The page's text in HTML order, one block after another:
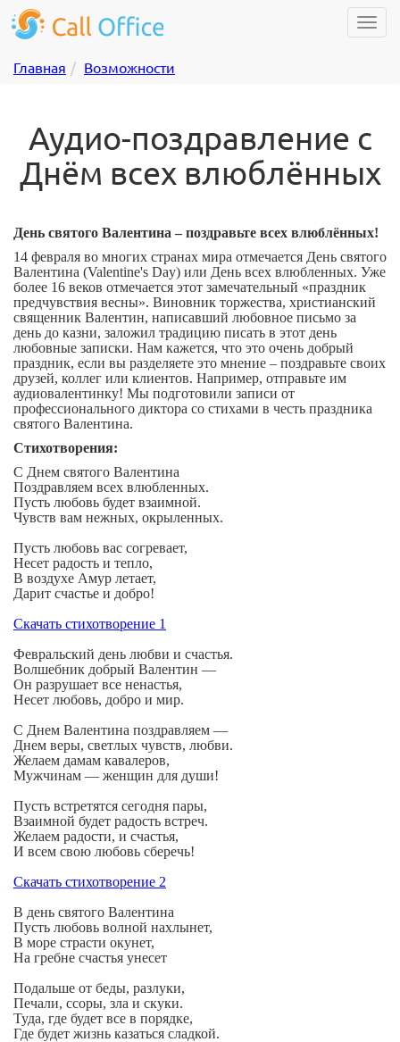
Главная Возможности
Аудио-поздравление с
Днём всех влюблённых
День святого Валентина – поздравьте всех влюблённых!
14 февраля во многих странах мира отмечается День святого
Валентина (Valentine's Day) или День всех влюбленных. Уже
более 16 веков отмечается этот замечательный «праздник
предчувствия весны». Виновник торжества, христианский
священник Валентин, написавший любовное письмо за
день до казни, заложил традицию писать в этот день
любовные записки. Нам кажется, что это очень добрый
праздник, если вы разделяете это мнение – поздравьте своих
друзей, коллег или клиентов. Например, отправьте им
аудиовалентинку! Мы подготовили записи от
профессионального диктора со стихами в честь праздника
святого Валентина.
Стихотворения:
С Днем святого Валентина
Поздравляем всех влюбленных.
Пусть любовь будет взаимной.
Чувств вам нежных, окрыленных.
Пусть любовь вас согревает,
Несет радость и тепло,
В воздухе Амур летает,
Дарит счастье и добро!
Скачать стихотворение 1
Февральский день любви и счастья.
Волшебник добрый Валентин —
Он разрушает все ненастья,
Несет любовь, добро и мир.
С Днем Валентина поздравляем —
Днем веры, светлых чувств, любви.
Желаем дамам кавалеров,
Мужчинам — женщин для души!
Пусть встретятся сегодня пары,
Взаимной будет радость встреч.
Желаем радости, и счастья,
И всем свою любовь сберечь!
Скачать стихотворение 2
В день святого Валентина
Пусть любовь волной нахлынет,
В море страсти окунет,
На гребне счастья унесет
Подальше от беды, разлуки,
Печали, ссоры, зла и скуки.
Туда, где будет все в порядке,
Где будет жизнь казаться сладкой.